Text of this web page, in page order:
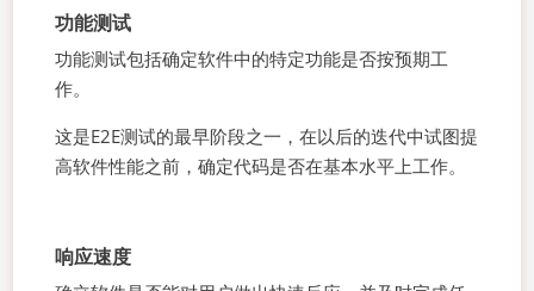
功能测试
功能测试包括确定软件中的特定功能是否按预期工
作。
这是E2E测试的最早阶段之一，在以后的迭代中试图提
高软件性能之前，确定代码是否在基本水平上工作。
响应速度